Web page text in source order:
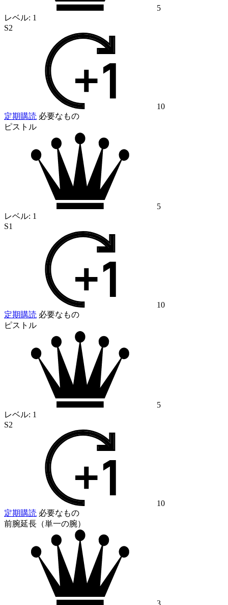
5
レベル: 1
S2
10
定期購読 必要なもの
ピストル
5
レベル: 1
S1
10
定期購読 必要なもの
ピストル
5
レベル: 1
S2
10
定期購読 必要なもの
前腕延長（単一の腕）
3